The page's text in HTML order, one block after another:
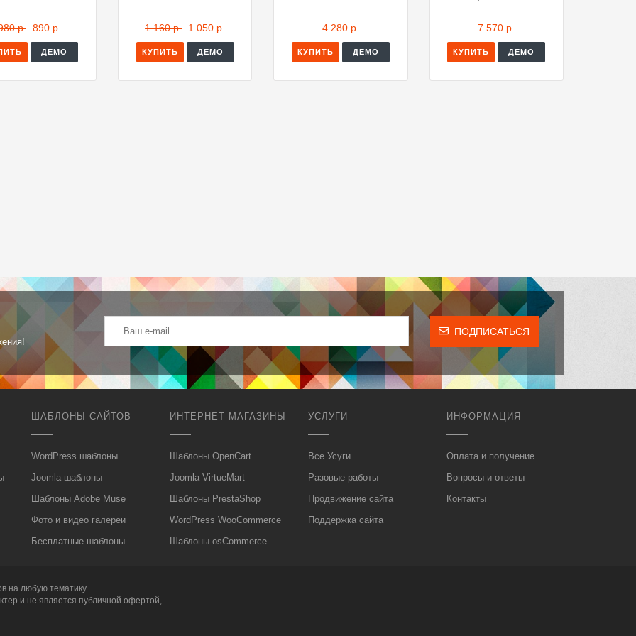
р. 890 р.
ДЕМО
1 160 р. 1 050 р.
КУПИТЬ ДЕМО
4 280 р.
КУПИТЬ ДЕМО
7 570 р.
КУПИТЬ ДЕМО
ПОДПИСАТЬСЯ
ШАБЛОНЫ САЙТОВ
WordPress шаблоны
Joomla шаблоны
Шаблоны Adobe Muse
Фото и видео галереи
Бесплатные шаблоны
ИНТЕРНЕТ-МАГАЗИНЫ
Шаблоны OpenCart
Joomla VirtueMart
Шаблоны PrestaShop
WordPress WooCommerce
Шаблоны osCommerce
УСЛУГИ
Все Усуги
Разовые работы
Продвижение сайта
Поддержка сайта
ИНФОРМАЦИЯ
Оплата и получение
Вопросы и ответы
Контакты
на любую тематику
и не является публичной офертой,